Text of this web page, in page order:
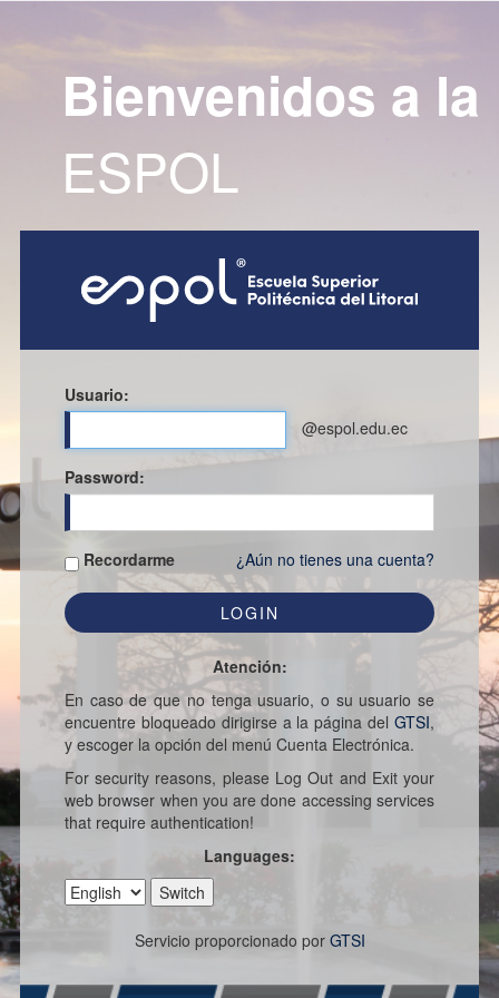
Bienvenidos a la
ESPOL
Usuario:
@espol.edu.ec
Password:
Recordarme ¿Aún no tienes una cuenta?
Atención:
En caso de que no tenga usuario, o su usuario se
encuentre bloqueado dirigirse a la página delGTSI,
y escoger la opción del menú Cuenta Electrónica.
For security reasons, please Log Out and Exit your
web browser when you are done accessing services
that require authentication!
Languages:
Servicio proporcionado por GTSI